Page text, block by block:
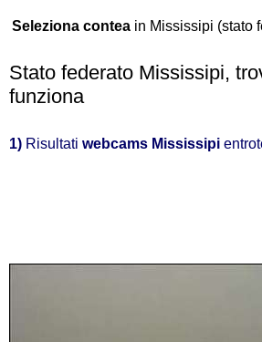
Seleziona contea in Mississipi (stato
Stato federato Mississipi,
funziona
1) Risultati webcams Mississipi